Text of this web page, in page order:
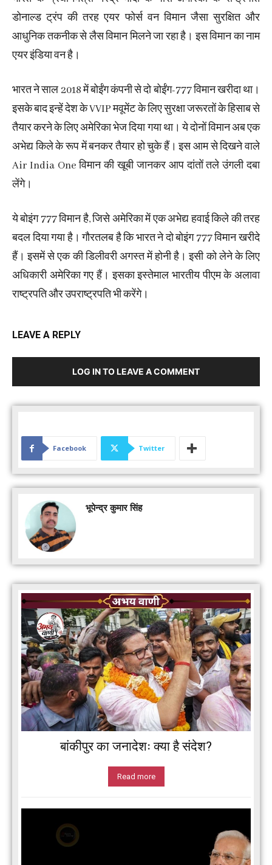
डोनाल्ड ट्रंप की तरह एयर फोर्स वन विमान जैसा सुरक्षित और
आधुनिक तकनीक से लैस विमान मिलने जा रहा है। इस विमान का नाम
एयर इंडिया वन है।
भारत ने साल 2018 में बोईंग कंपनी से दो बोईंग-777 विमान खरीदा था।
इसके बाद इन्हें देश के VVIP मवूमेंट के लिए सुरक्षा जरूरतों के हिसाब से
तैयार करने के लिए अमेरिका भेज दिया गया था। ये दोनों विमान अब एक
अभेद्य किले के रूप में बनकर तैयार हो चुके हैं। इस आम से दिखने वाले
Air India One विमान की खूबी जानकर आप दांतों तले उंगली दबा
लेंगे।
ये बोइंग 777 विमान है, जिसे अमेरिका में एक अभेद्य हवाई किले की तरह
बदल दिया गया है। गौरतलब है कि भारत ने दो बोइंग 777 विमान खरीदे
हैं। इसमें से एक की डिलीवरी अगस्त में होनी है। इसी को लेने के लिए
अधिकारी अमेरिका गए हैं। इसका इस्तेमाल भारतीय पीएम के अलावा
राष्ट्रपति और उपराष्ट्रपति भी करेंगे।
LEAVE A REPLY
LOG IN TO LEAVE A COMMENT
Facebook Twitter
भूपेन्द्र कुमार सिंह
बांकीपुर का जनादेशः क्या है संदेश?
Read more